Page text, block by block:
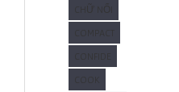
CHỮ NỔI
COMPACT